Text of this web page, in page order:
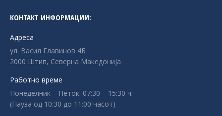
КОНТАКТ ИНФОРМАЦИИ:
Адреса
ул. Васил Главинов 4Б
2000 Штип, Северна Македонија
Работно време
Понеделник – Петок: 07:30 – 15:30 ч.
(Пауза од 10:30 до 11:00 часот)